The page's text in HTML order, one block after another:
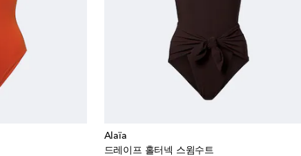
Alaïa
드레이프 홀터넥 스윔수트